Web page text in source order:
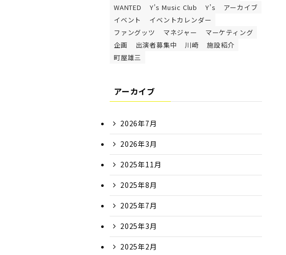
WANTED
Y's Music Club Y’s
アーカイブ
イベント
イベントカレンダー
ファングッツ
マネジャー
マーケティング
企画
出演者募集中 川崎
施設紹介
町屋雄三
アーカイブ
2026年7月
2026年3月
2025年11月
2025年8月
2025年7月
2025年3月
2025年2月